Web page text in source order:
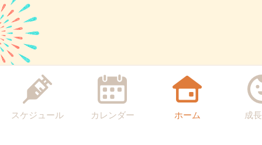
スケジュール カレンダー ホーム 成